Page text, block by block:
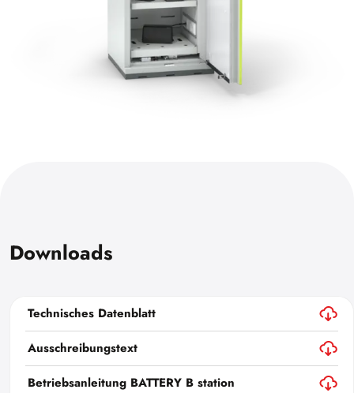
Downloads
Technisches Datenblatt
Ausschreibungstext
Betriebsanleitung BATTERY B station